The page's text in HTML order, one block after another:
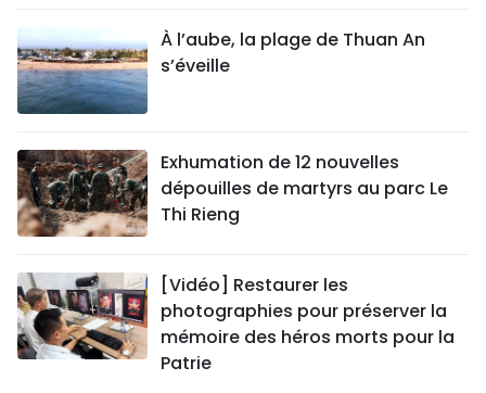
À l’aube, la plage de Thuan An
s’éveille
Exhumation de 12 nouvelles
dépouilles de martyrs au parc Le
Thi Rieng
[Vidéo] Restaurer les
photographies pour préserver la
mémoire des héros morts pour la
Patrie